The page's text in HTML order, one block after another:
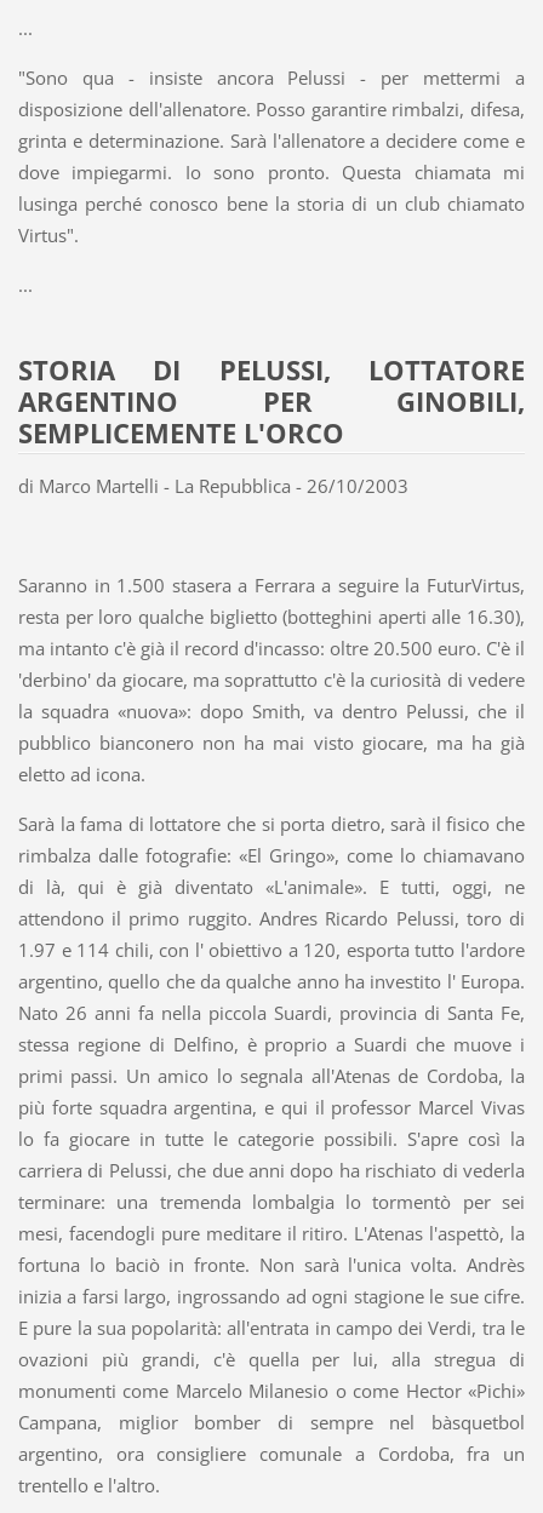
...
"Sono qua - insiste ancora Pelussi - per mettermi a
disposizione dell'allenatore. Posso garantire rimbalzi, difesa,
grinta e determinazione. Sarà l'allenatore a decidere come e
dove impiegarmi. Io sono pronto. Questa chiamata mi
lusinga perché conosco bene la storia di un club chiamato
Virtus".
...
STORIA DI PELUSSI, LOTTATORE
ARGENTINO PER GINOBILI,
SEMPLICEMENTE L'ORCO
di Marco Martelli - La Repubblica - 26/10/2003
Saranno in 1.500 stasera a Ferrara a seguire la FuturVirtus,
resta per loro qualche biglietto (botteghini aperti alle 16.30),
ma intanto c'è già il record d'incasso: oltre 20.500 euro. C'è il
'derbino' da giocare, ma soprattutto c'è la curiosità di vedere
la squadra «nuova»: dopo Smith, va dentro Pelussi, che il
pubblico bianconero non ha mai visto giocare, ma ha già
eletto ad icona.
Sarà la fama di lottatore che si porta dietro, sarà il fisico che
rimbalza dalle fotografie: «El Gringo», come lo chiamavano
di là, qui è già diventato «L'animale». E tutti, oggi, ne
attendono il primo ruggito. Andres Ricardo Pelussi, toro di
1.97 e 114 chili, con l' obiettivo a 120, esporta tutto l'ardore
argentino, quello che da qualche anno ha investito l' Europa.
Nato 26 anni fa nella piccola Suardi, provincia di Santa Fe,
stessa regione di Delfino, è proprio a Suardi che muove i
primi passi. Un amico lo segnala all'Atenas de Cordoba, la
più forte squadra argentina, e qui il professor Marcel Vivas
lo fa giocare in tutte le categorie possibili. S'apre così la
carriera di Pelussi, che due anni dopo ha rischiato di vederla
terminare: una tremenda lombalgia lo tormentò per sei
mesi, facendogli pure meditare il ritiro. L'Atenas l'aspettò, la
fortuna lo baciò in fronte. Non sarà l'unica volta. Andrès
inizia a farsi largo, ingrossando ad ogni stagione le sue cifre.
E pure la sua popolarità: all'entrata in campo dei Verdi, tra le
ovazioni più grandi, c'è quella per lui, alla stregua di
monumenti come Marcelo Milanesio o come Hector «Pichi»
Campana, miglior bomber di sempre nel bàsquetbol
argentino, ora consigliere comunale a Cordoba, fra un
trentello e l'altro.